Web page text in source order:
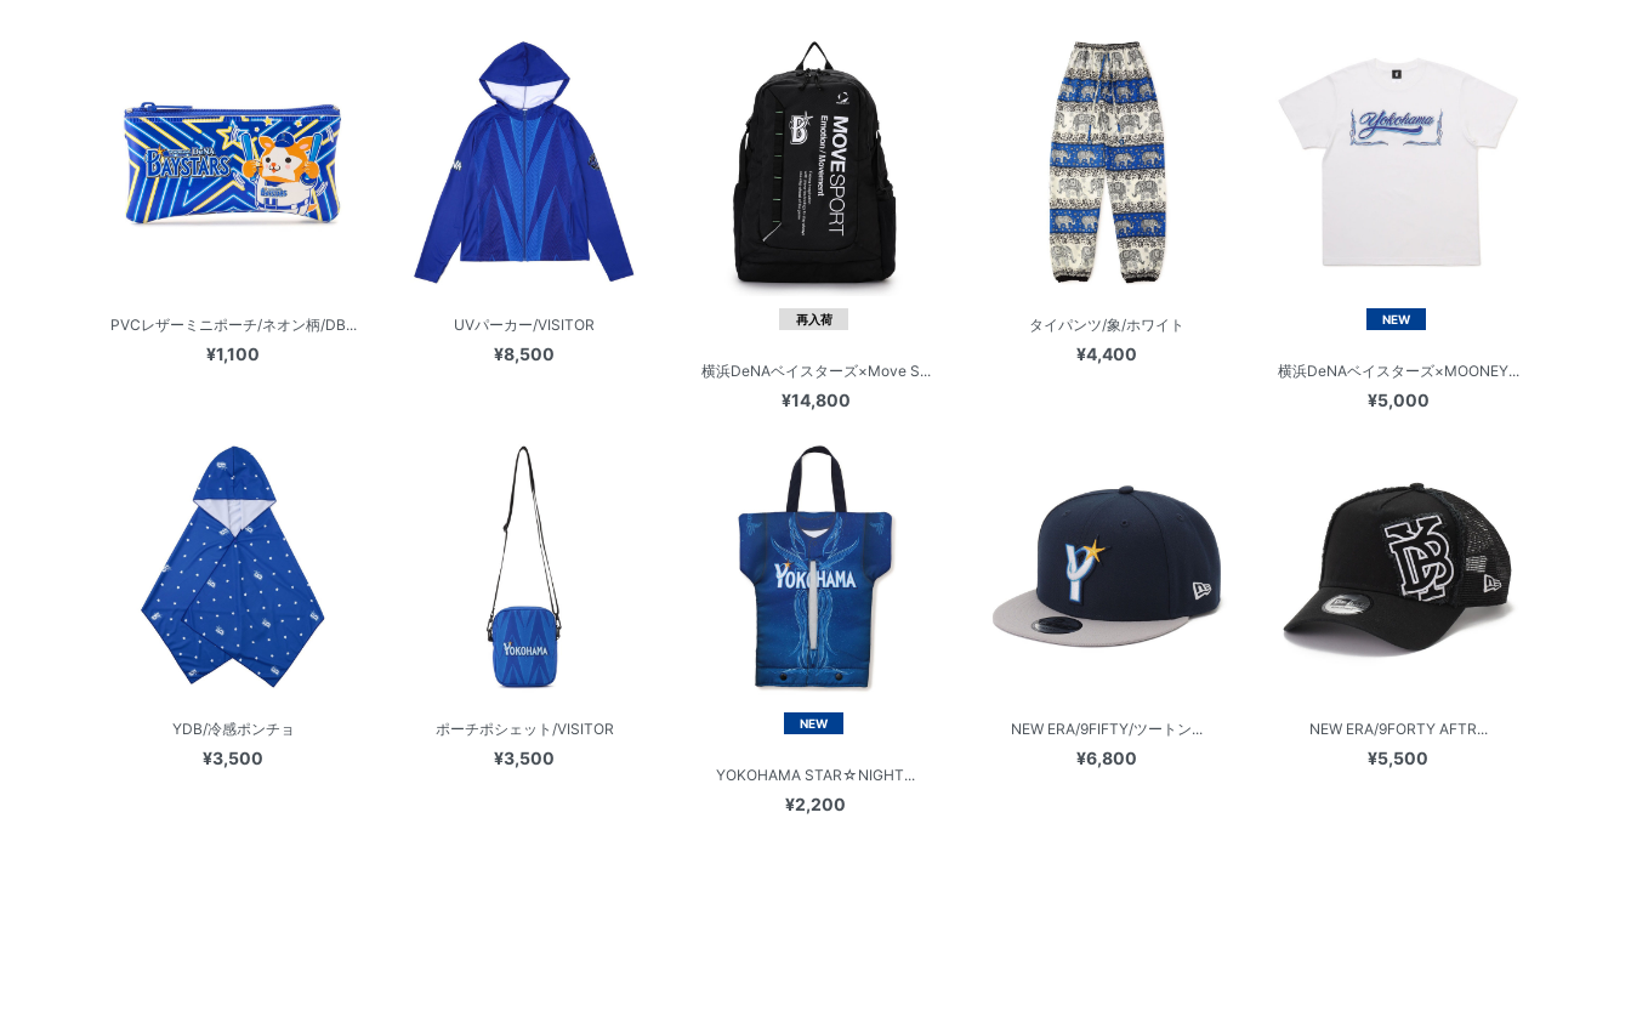
PVCレザーミニポーチ/ネオン柄/DB...
¥1,100
UVパーカー/VISITOR
¥8,500
再入荷
横浜DeNAベイスターズ×Move S...
¥14,800
タイパンツ/象/ホワイト
¥4,400
NEW
横浜DeNAベイスターズ×MOONEY...
¥5,000
YDB/冷感ポンチョ
¥3,500
ポーチポシェット/VISITOR
¥3,500
NEW
YOKOHAMA STAR☆NIGHT...
¥2,200
NEW ERA/9FIFTY/ツートン...
¥6,800
NEW ERA/9FORTY AFTR...
¥5,500